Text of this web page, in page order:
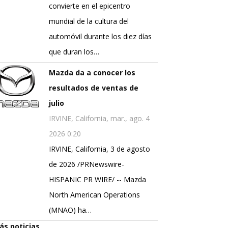
convierte en el epicentro
mundial de la cultura del
automóvil durante los diez días
que duran los…
Mazda da a conocer los
resultados de ventas de
julio
IRVINE, California, mar., ago. 4
2026 0:20
IRVINE, California, 3 de agosto
de 2026 /PRNewswire-
HISPANIC PR WIRE/ -- Mazda
North American Operations
(MNAO) ha…